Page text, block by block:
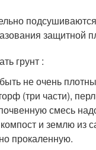
защитной
грунт :
не очень
(три части),
смесь
и землю из
прокаленную.